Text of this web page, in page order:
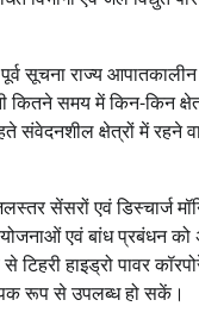
पूर्व सूचना राज्य
समय में किन-किन
संवेदनशील क्षेत्रों में
सेंसरों एवं डिस्चार्ज
एवं बांध प्रबंधन को
टिहरी हाइड्रो पावर
रूप से उपलब्ध हो सकें।